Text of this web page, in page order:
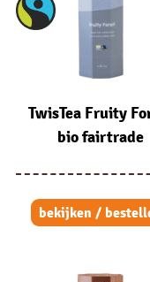
TwisTea Fruity
bio fairtrade
bekijken /